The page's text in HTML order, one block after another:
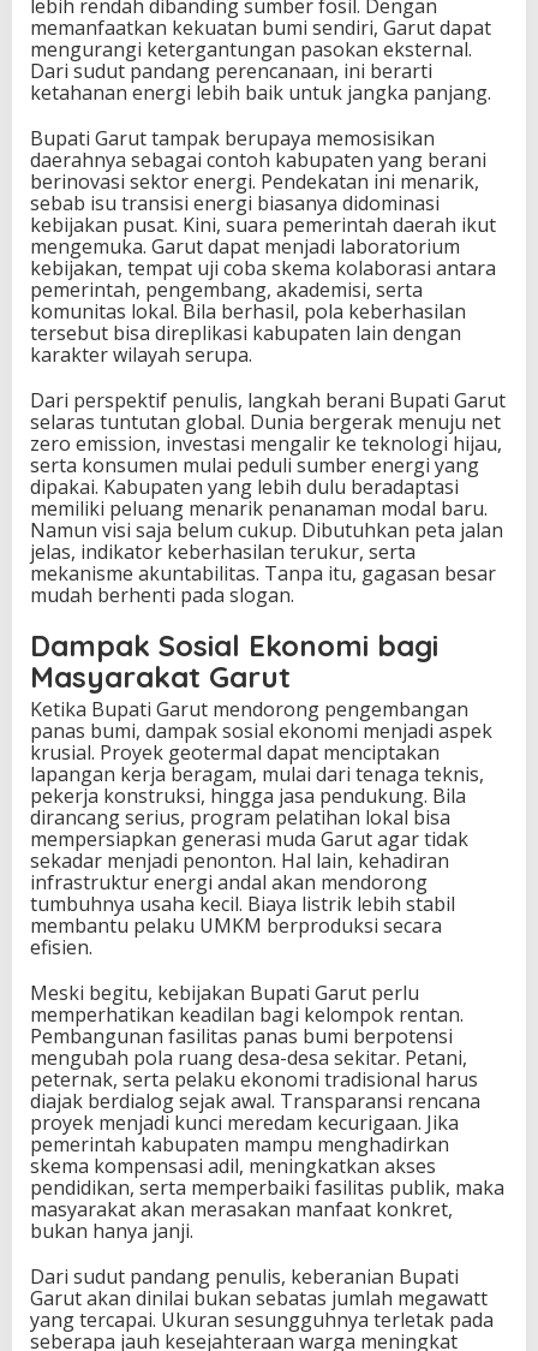
lebih rendah dibanding sumber fosil. Dengan
memanfaatkan kekuatan bumi sendiri, Garut dapat
mengurangi ketergantungan pasokan eksternal.
Dari sudut pandang perencanaan, ini berarti
ketahanan energi lebih baik untuk jangka panjang.
Bupati Garut tampak berupaya memosisikan
daerahnya sebagai contoh kabupaten yang berani
berinovasi sektor energi. Pendekatan ini menarik,
sebab isu transisi energi biasanya didominasi
kebijakan pusat. Kini, suara pemerintah daerah ikut
mengemuka. Garut dapat menjadi laboratorium
kebijakan, tempat uji coba skema kolaborasi antara
pemerintah, pengembang, akademisi, serta
komunitas lokal. Bila berhasil, pola keberhasilan
tersebut bisa direplikasi kabupaten lain dengan
karakter wilayah serupa.
Dari perspektif penulis, langkah berani Bupati Garut
selaras tuntutan global. Dunia bergerak menuju net
zero emission, investasi mengalir ke teknologi hijau,
serta konsumen mulai peduli sumber energi yang
dipakai. Kabupaten yang lebih dulu beradaptasi
memiliki peluang menarik penanaman modal baru.
Namun visi saja belum cukup. Dibutuhkan peta jalan
jelas, indikator keberhasilan terukur, serta
mekanisme akuntabilitas. Tanpa itu, gagasan besar
mudah berhenti pada slogan.
Dampak Sosial Ekonomi bagi
Masyarakat Garut
Ketika Bupati Garut mendorong pengembangan
panas bumi, dampak sosial ekonomi menjadi aspek
krusial. Proyek geotermal dapat menciptakan
lapangan kerja beragam, mulai dari tenaga teknis,
pekerja konstruksi, hingga jasa pendukung. Bila
dirancang serius, program pelatihan lokal bisa
mempersiapkan generasi muda Garut agar tidak
sekadar menjadi penonton. Hal lain, kehadiran
infrastruktur energi andal akan mendorong
tumbuhnya usaha kecil. Biaya listrik lebih stabil
membantu pelaku UMKM berproduksi secara
efisien.
Meski begitu, kebijakan Bupati Garut perlu
memperhatikan keadilan bagi kelompok rentan.
Pembangunan fasilitas panas bumi berpotensi
mengubah pola ruang desa-desa sekitar. Petani,
peternak, serta pelaku ekonomi tradisional harus
diajak berdialog sejak awal. Transparansi rencana
proyek menjadi kunci meredam kecurigaan. Jika
pemerintah kabupaten mampu menghadirkan
skema kompensasi adil, meningkatkan akses
pendidikan, serta memperbaiki fasilitas publik, maka
masyarakat akan merasakan manfaat konkret,
bukan hanya janji.
Dari sudut pandang penulis, keberanian Bupati
Garut akan dinilai bukan sebatas jumlah megawatt
yang tercapai. Ukuran sesungguhnya terletak pada
seberapa jauh kesejahteraan warga meningkat